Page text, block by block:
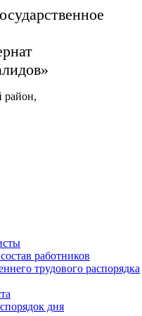
район,
работников
трудового распорядка
дня